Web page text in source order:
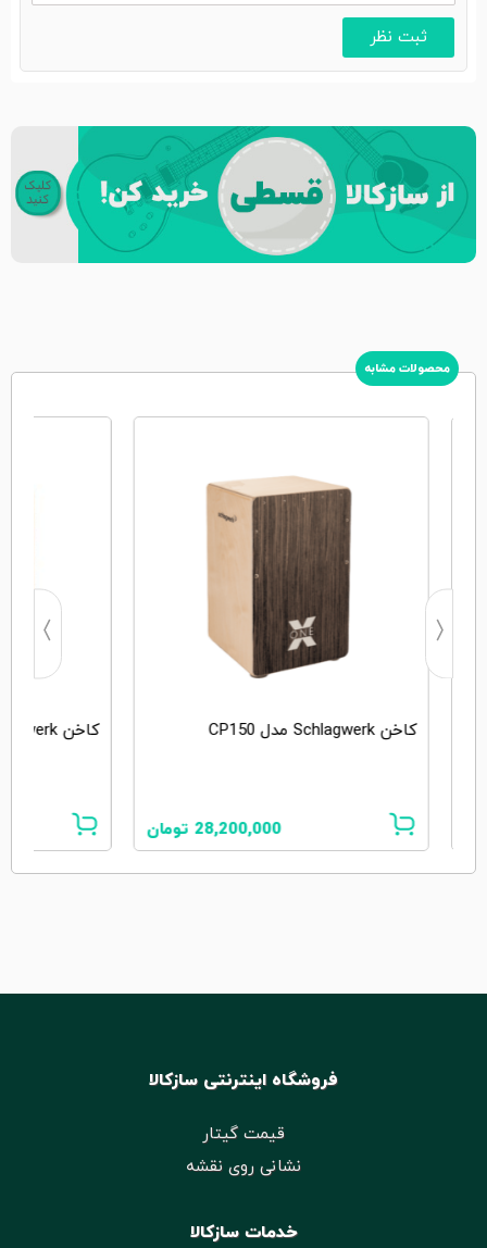
محصولات مشابه
کاخن Schlagwerk مدل CP150
28,200,000 تومان
کاخن Schlagwerk مدل CP4901
فروشگاه اینترنتی سازکالا
قیمت گیتار
نشانی روی نقشه
خدمات سازکالا